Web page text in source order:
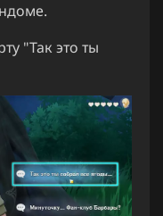
"Так это ты